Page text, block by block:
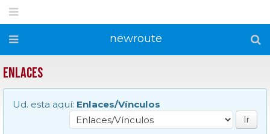
newroute
Enlaces
Ud. esta aquí: Enlaces/Vínculos
Ir